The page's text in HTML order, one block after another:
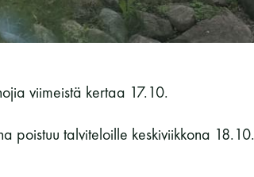
viimeistä kertaa 17.10.
poistuu talviteloille keskiviikkona 18.10.